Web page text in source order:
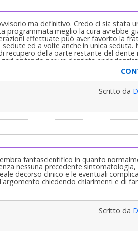
ma definitivo. Credo ci sia stata
programmata meglio la cura avrebbe
effettuate può aver favorito la
ed a volte anche in unica seduta.
recupero della parte restante del dente
optando per un dentista
Scritto da
fantascientifico in quanto
nessuna precedente sintomatologia,
decorso clinico e le eventuali
chiedendo chiarimenti e di
Scritto da